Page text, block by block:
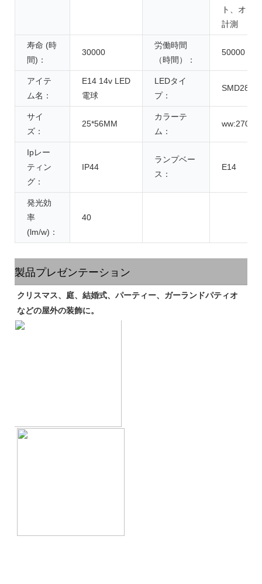
ト、オン
計測
寿命 (時
間)：
30000
労働時間
（時間）：
50000
アイテ
ム名：
E14 14v LED
電球
LEDタイ
プ：
サイ
ズ：
25*56MM
カラーテ
ム：
ww:2700-
Ipレー
ティン
グ：
IP44
ランプベー
ス：
E14
発光効
率
(lm/w)：
40
製品プレゼンテーション
クリスマス、庭、結婚式、パーティー、ガーランドパティオ
などの屋外の装飾に。